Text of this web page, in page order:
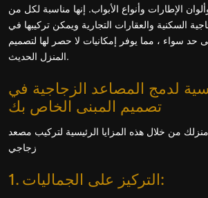
الإطارات وأنواع الأبواب. إنها مناسبة لكل من
السكنية والعقارات التجارية ويمكن تركيبها في
حد سواء ، مما يوفر إمكانيات لا حصر لها لتصميم
المنزل الحديث.
لدمج المصاعد الزجاجية في
تصميم المبنى الخاص بك
من خلال هذه المزايا الرئيسية لتركيب مصعد
زجاجي
1. التركيز على الجماليات: